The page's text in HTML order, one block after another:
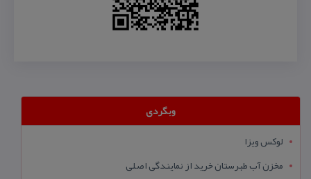
وبگردی
لوکس ویزا
مخزن آب طبرستان خرید از نمایندگی اصلی